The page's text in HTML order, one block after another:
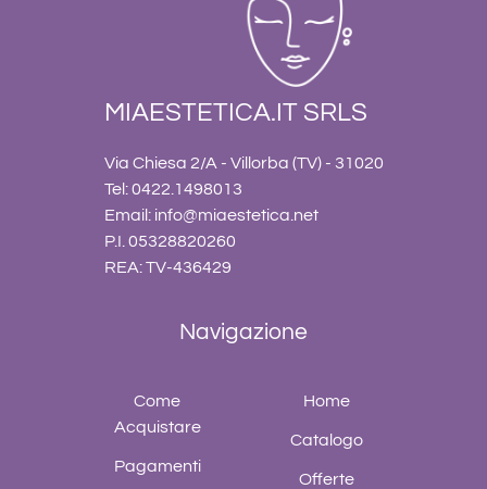
MIAESTETICA.IT SRLS
Via Chiesa 2/A - Villorba (TV) - 31020
Tel: 0422.1498013
Email: info@miaestetica.net
P.I. 05328820260
REA: TV-436429
Navigazione
Come
Acquistare
Pagamenti
Home
Catalogo
Offerte